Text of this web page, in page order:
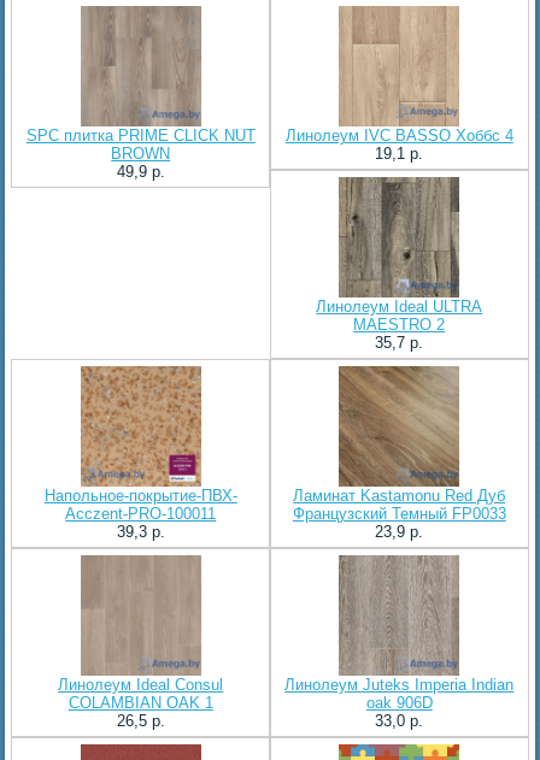
SPC плитка PRIME CLICK NUT
BROWN
49,9 p.
Линолеум IVC BASSO Хоббс 4
19,1 p.
Линолеум Ideal ULTRA
MAESTRO 2
35,7 p.
Напольное-покрытие-ПВХ-
Acczent-PRO-100011
39,3 p.
Ламинат Kastamonu Red Дуб
Французский Темный FP0033
23,9 p.
Линолеум Ideal Consul
COLAMBIAN OAK 1
26,5 p.
Линолеум Juteks Imperia Indian
oak 906D
33,0 p.